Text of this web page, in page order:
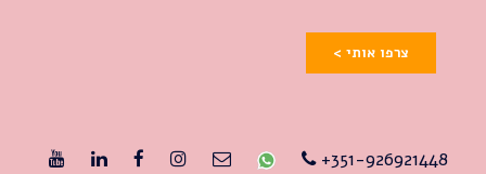
צרפו אותי >
351-926921448+